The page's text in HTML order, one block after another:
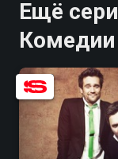
Ещё
Комедии